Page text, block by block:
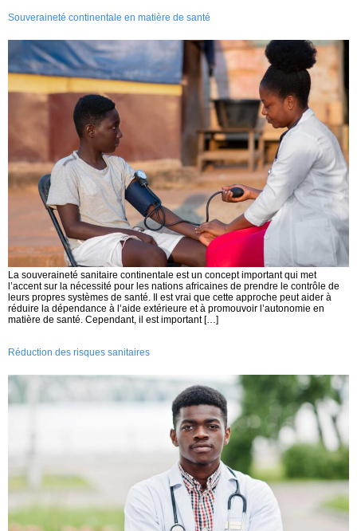
Souveraineté continentale en matière de santé
La souveraineté sanitaire continentale est un concept important qui met
l’accent sur la nécessité pour les nations africaines de prendre le contrôle de
leurs propres systèmes de santé. Il est vrai que cette approche peut aider à
réduire la dépendance à l’aide extérieure et à promouvoir l’autonomie en
matière de santé. Cependant, il est important […]
Réduction des risques sanitaires